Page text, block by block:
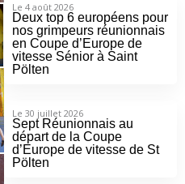
Le 4 août 2026
Deux top 6 européens pour
nos grimpeurs réunionnais
en Coupe d’Europe de
vitesse Sénior à Saint
Pölten
Le 30 juillet 2026
Sept Réunionnais au
départ de la Coupe
d’Europe de vitesse de St
Pölten